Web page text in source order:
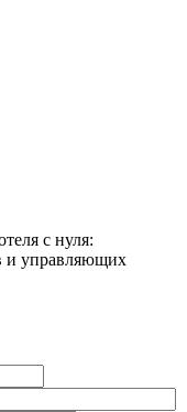
с нуля:
и управляющих